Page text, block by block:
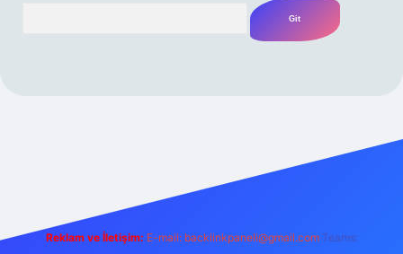
Reklam ve İletişim: E-mail: backlinkpaneli@gmail.com Teams: